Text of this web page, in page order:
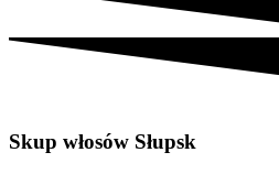
Skup włosów Słupsk